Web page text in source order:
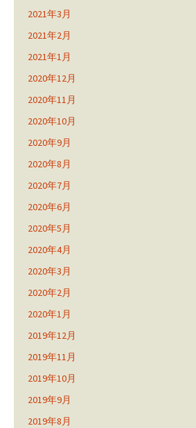
2021年3月
2021年2月
2021年1月
2020年12月
2020年11月
2020年10月
2020年9月
2020年8月
2020年7月
2020年6月
2020年5月
2020年4月
2020年3月
2020年2月
2020年1月
2019年12月
2019年11月
2019年10月
2019年9月
2019年8月